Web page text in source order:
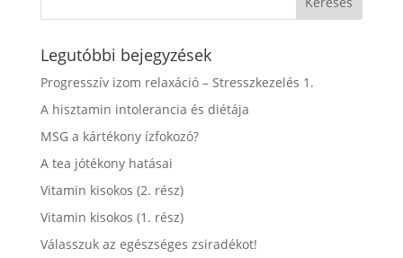
Legutóbbi bejegyzések
Progresszív izom relaxáció – Stresszkezelés 1.
A hisztamin intolerancia és diétája
MSG a kártékony ízfokozó?
A tea jótékony hatásai
Vitamin kisokos (2. rész)
Vitamin kisokos (1. rész)
Válasszuk az egészséges zsiradékot!